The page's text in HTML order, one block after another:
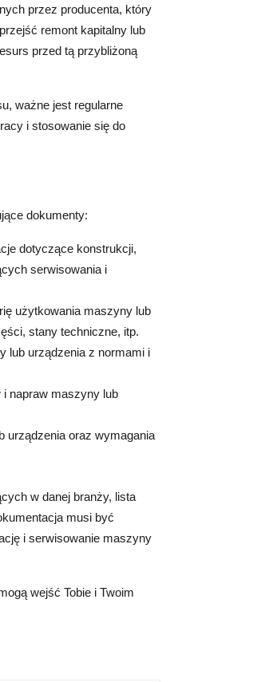
przez producenta, który
remont kapitalny lub
przed tą przybliżoną
ważne jest regularne
i stosowanie się do
dokumenty:
dotyczące konstrukcji,
serwisowania i
użytkowania maszyny lub
stany techniczne, itp.
lub urządzenia z normami i
i napraw maszyny lub
urządzenia oraz wymagania
w danej branży, lista
musi być
i serwisowanie maszyny
wejść Tobie i Twoim